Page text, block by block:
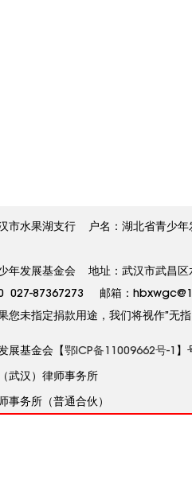
市水果湖支行 户名：湖北省青
年发展基金会 地址：武汉市武昌
027-87367273 邮箱：
您未指定捐款用途，我们将视作”无
展基金会【鄂ICP备11009662号-1 】
武汉）律师事务所
事务所（普通合伙）